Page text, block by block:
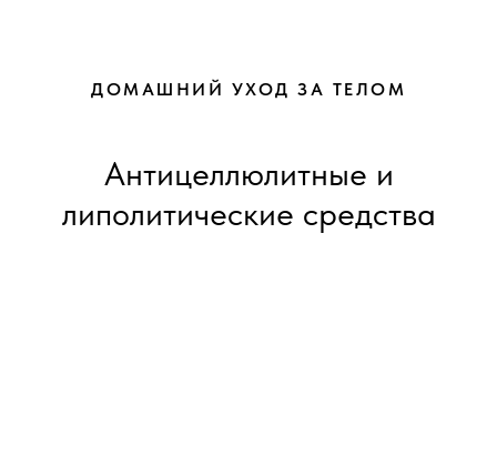
ДОМАШНИЙ УХОД ЗА ТЕЛОМ
Антицеллюлитные и
липолитические средства